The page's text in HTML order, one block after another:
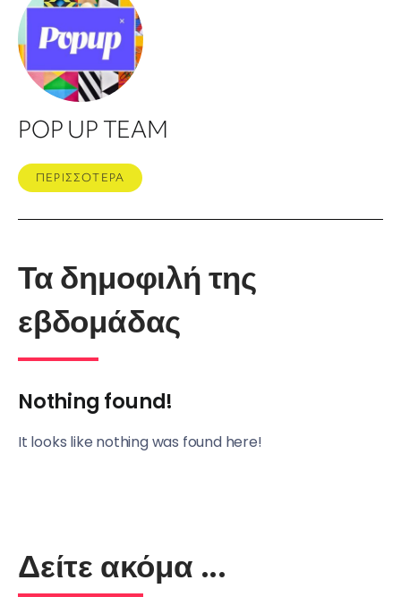
POP UP TEAM
ΠΕΡΙΣΣΟΤΕΡΑ
Τα δημοφιλή της
εβδομάδας
Nothing found!
It looks like nothing was found here!
Δείτε ακόμα ...